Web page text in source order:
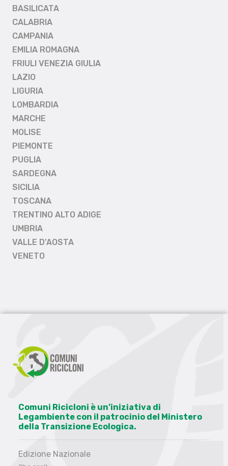
BASILICATA
CALABRIA
CAMPANIA
EMILIA ROMAGNA
FRIULI VENEZIA GIULIA
LAZIO
LIGURIA
LOMBARDIA
MARCHE
MOLISE
PIEMONTE
PUGLIA
SARDEGNA
SICILIA
TOSCANA
TRENTINO ALTO ADIGE
UMBRIA
VALLE D'AOSTA
VENETO
Comuni Ricicloni è un’iniziativa di
Legambiente con il patrocinio del Ministero
della Transizione Ecologica.
Edizione Nazionale